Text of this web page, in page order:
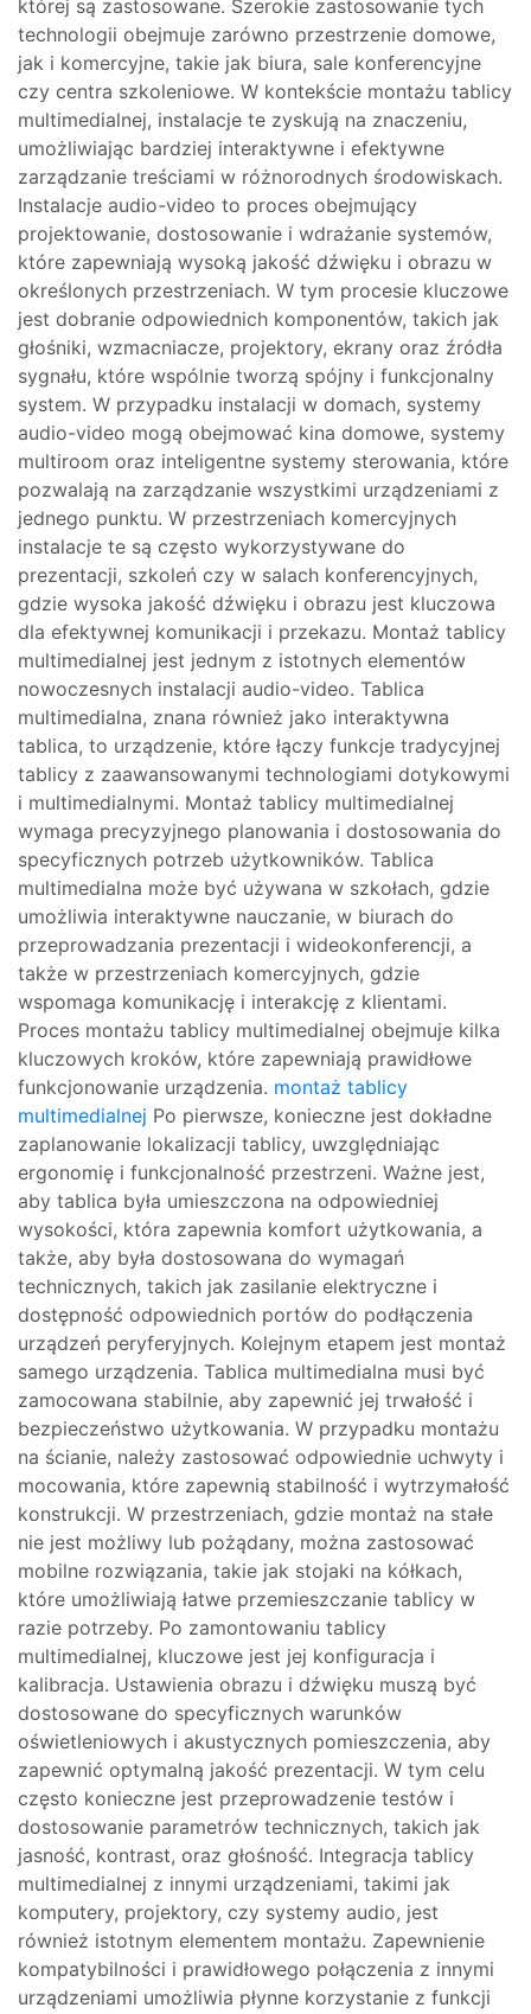
której są zastosowane. Szerokie zastosowanie tych
technologii obejmuje zarówno przestrzenie domowe,
jak i komercyjne, takie jak biura, sale konferencyjne
czy centra szkoleniowe. W kontekście montażu tablicy
multimedialnej, instalacje te zyskują na znaczeniu,
umożliwiając bardziej interaktywne i efektywne
zarządzanie treściami w różnorodnych środowiskach.
Instalacje audio-video to proces obejmujący
projektowanie, dostosowanie i wdrażanie systemów,
które zapewniają wysoką jakość dźwięku i obrazu w
określonych przestrzeniach. W tym procesie kluczowe
jest dobranie odpowiednich komponentów, takich jak
głośniki, wzmacniacze, projektory, ekrany oraz źródła
sygnału, które wspólnie tworzą spójny i funkcjonalny
system. W przypadku instalacji w domach, systemy
audio-video mogą obejmować kina domowe, systemy
multiroom oraz inteligentne systemy sterowania, które
pozwalają na zarządzanie wszystkimi urządzeniami z
jednego punktu. W przestrzeniach komercyjnych
instalacje te są często wykorzystywane do
prezentacji, szkoleń czy w salach konferencyjnych,
gdzie wysoka jakość dźwięku i obrazu jest kluczowa
dla efektywnej komunikacji i przekazu. Montaż tablicy
multimedialnej jest jednym z istotnych elementów
nowoczesnych instalacji audio-video. Tablica
multimedialna, znana również jako interaktywna
tablica, to urządzenie, które łączy funkcje tradycyjnej
tablicy z zaawansowanymi technologiami dotykowymi
i multimedialnymi. Montaż tablicy multimedialnej
wymaga precyzyjnego planowania i dostosowania do
specyficznych potrzeb użytkowników. Tablica
multimedialna może być używana w szkołach, gdzie
umożliwia interaktywne nauczanie, w biurach do
przeprowadzania prezentacji i wideokonferencji, a
także w przestrzeniach komercyjnych, gdzie
wspomaga komunikację i interakcję z klientami.
Proces montażu tablicy multimedialnej obejmuje kilka
kluczowych kroków, które zapewniają prawidłowe
funkcjonowanie urządzenia. montaż tablicy
multimedialnej Po pierwsze, konieczne jest dokładne
zaplanowanie lokalizacji tablicy, uwzględniając
ergonomię i funkcjonalność przestrzeni. Ważne jest,
aby tablica była umieszczona na odpowiedniej
wysokości, która zapewnia komfort użytkowania, a
także, aby była dostosowana do wymagań
technicznych, takich jak zasilanie elektryczne i
dostępność odpowiednich portów do podłączenia
urządzeń peryferyjnych. Kolejnym etapem jest montaż
samego urządzenia. Tablica multimedialna musi być
zamocowana stabilnie, aby zapewnić jej trwałość i
bezpieczeństwo użytkowania. W przypadku montażu
na ścianie, należy zastosować odpowiednie uchwyty i
mocowania, które zapewnią stabilność i wytrzymałość
konstrukcji. W przestrzeniach, gdzie montaż na stałe
nie jest możliwy lub pożądany, można zastosować
mobilne rozwiązania, takie jak stojaki na kółkach,
które umożliwiają łatwe przemieszczanie tablicy w
razie potrzeby. Po zamontowaniu tablicy
multimedialnej, kluczowe jest jej konfiguracja i
kalibracja. Ustawienia obrazu i dźwięku muszą być
dostosowane do specyficznych warunków
oświetleniowych i akustycznych pomieszczenia, aby
zapewnić optymalną jakość prezentacji. W tym celu
często konieczne jest przeprowadzenie testów i
dostosowanie parametrów technicznych, takich jak
jasność, kontrast, oraz głośność. Integracja tablicy
multimedialnej z innymi urządzeniami, takimi jak
komputery, projektory, czy systemy audio, jest
również istotnym elementem montażu. Zapewnienie
kompatybilności i prawidłowego połączenia z innymi
urządzeniami umożliwia płynne korzystanie z funkcji